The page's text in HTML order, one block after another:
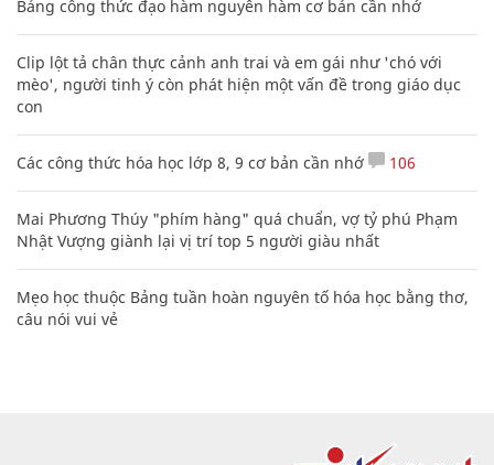
Bảng công thức đạo hàm nguyên hàm cơ bản cần nhớ
Clip lột tả chân thực cảnh anh trai và em gái như 'chó với
mèo', người tinh ý còn phát hiện một vấn đề trong giáo dục
con
Các công thức hóa học lớp 8, 9 cơ bản cần nhớ 106
Mai Phương Thúy "phím hàng" quá chuẩn, vợ tỷ phú Phạm
Nhật Vượng giành lại vị trí top 5 người giàu nhất
Mẹo học thuộc Bảng tuần hoàn nguyên tố hóa học bằng thơ,
câu nói vui vẻ